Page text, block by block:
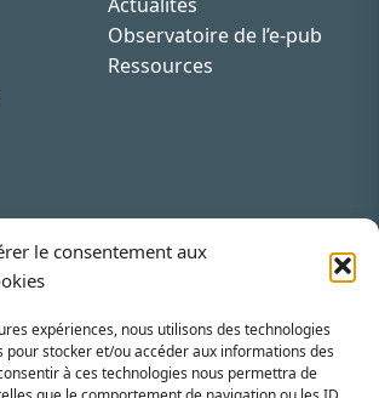
le consentement aux
expériences, nous utilisons des technologies
pour stocker et/ou accéder aux informations des
à ces technologies nous permettra de
Observatoire de l’e-pub
Ressources
à la newsletter